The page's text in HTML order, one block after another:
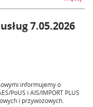
7.05.2026
informujemy o
PoUS i AIS/IMPORT PLUS
i przywozowych.